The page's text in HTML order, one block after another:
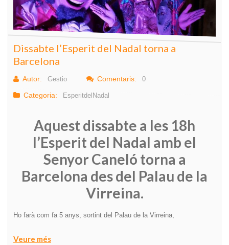
Dissabte l’Esperit del Nadal torna a
Barcelona
Autor: Gestio Comentaris: 0
Categoria: EsperitdelNadal
Aquest dissabte a les 18h
l’Esperit del Nadal amb el
Senyor Caneló torna a
Barcelona des del Palau de la
Virreina.
Ho farà com fa 5 anys, sortint del Palau de la Virreina,
Veure més